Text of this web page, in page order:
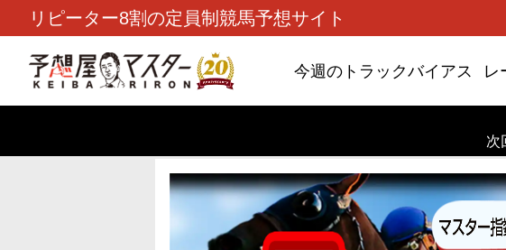
リピーター8割の定員制競馬予想サイト
今週のトラックバイアス レ
次